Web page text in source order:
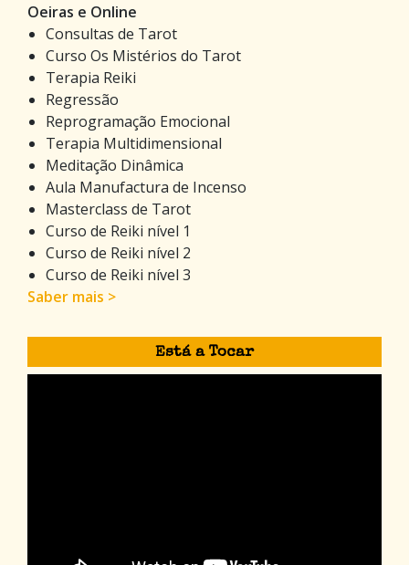
Oeiras e Online
Consultas de Tarot
Curso Os Mistérios do Tarot
Terapia Reiki
Regressão
Reprogramação Emocional
Terapia Multidimensional
Meditação Dinâmica
Aula Manufactura de Incenso
Masterclass de Tarot
Curso de Reiki nível 1
Curso de Reiki nível 2
Curso de Reiki nível 3
Saber mais >
Está a Tocar